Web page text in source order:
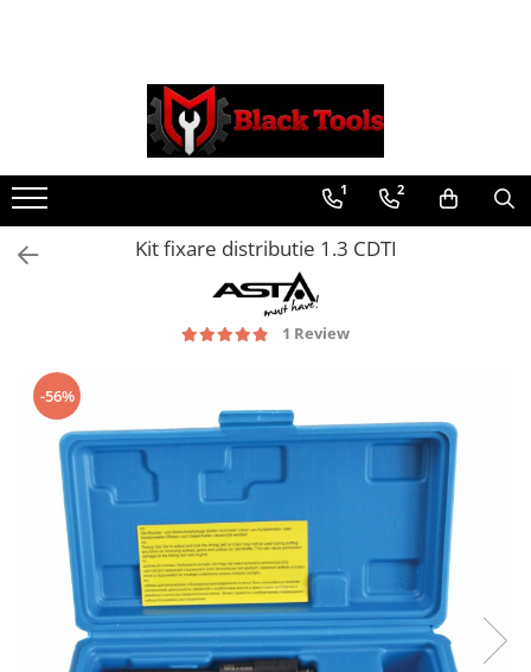
Scule Service Auto
Chei Si Truse De Chei
Chei combinate
Chei Combinate Cu Clichet
Chei Cotite
Clesti pentru sertizat
Clesti pentru sigurante
Clesti reglabili pentru tevi
Clesti service auto
Clesti universali
Clima/Aer conditionat
Cricuri cutie viteze
Dispozitive de sablat & accesorii
Dispozitive spalat piese
1 2
Kit fixare distributie 1.3 CDTI
1 Review
-56%